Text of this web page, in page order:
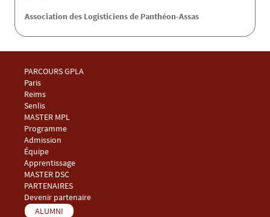
Association des Logisticiens de Panthéon-Assas
Menu Footer Master GPLA 1
PARCOURS GPLA
Paris
Reims
Senlis
Menu Footer Master GPLA 2
MASTER MPL
Programme
Admission
Équipe
Apprentissage
Menu Footer Master GPLA 3
MASTER DSC
Menu Footer Master GPLA 4
PARTENAIRES
Devenir partenaire
Menu Footer Master GPLA 5
ALUMNI